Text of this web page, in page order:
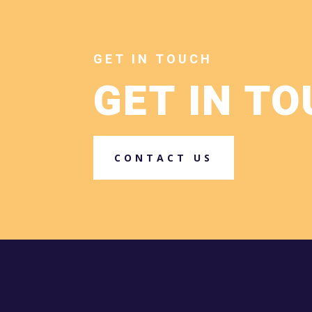
GET IN TOUCH
GET IN
CONTACT US